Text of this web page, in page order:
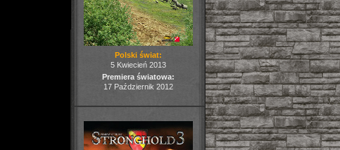
Polski świat:
5 Kwiecień 2013
Premiera światowa:
17 Październik 2012